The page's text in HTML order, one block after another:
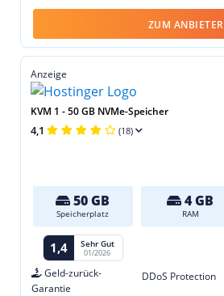
ZUM ANBIETER
Anzeige
KVM 1 - 50 GB NVMe-Speicher
4,1 (18)
50 GB
Speicherplatz
4 GB
RAM
1,4 Sehr Gut
01/2026
Geld-zurück-
Garantie
DDoS Protection